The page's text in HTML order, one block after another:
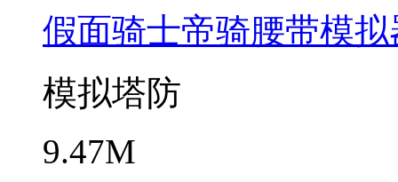
假面骑士帝骑腰带模
模拟塔防
9.47M